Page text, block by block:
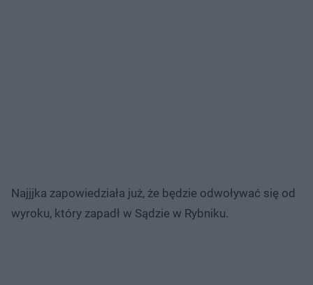
Najjjka zapowiedziała już, że będzie odwoływać się od
wyroku, który zapadł w Sądzie w Rybniku.